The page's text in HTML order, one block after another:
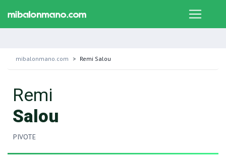
mibalonmano.com Remi Salou
Remi
Salou
PIVOTE